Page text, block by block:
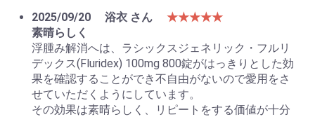
2025/09/20
浴衣 さん
★★★★★
素晴らしく
浮腫み解消へは、ラシックスジェネリック・フルリ
デックス(Fluridex) 100mg 800錠がはっきりとした効
果を確認することができ不自由がないので愛用をさ
せていただくようにしています。
その効果は素晴らしく、リピートをする価値が十分